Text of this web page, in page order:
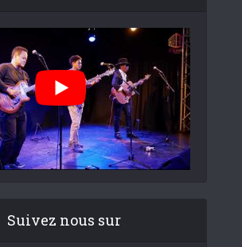
Suivez nous sur